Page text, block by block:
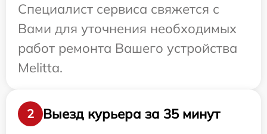
Специалист сервиса свяжется с
Вами для уточнения необходимых
работ ремонта Вашего устройства
Melitta.
2
Выезд курьера за 35 минут